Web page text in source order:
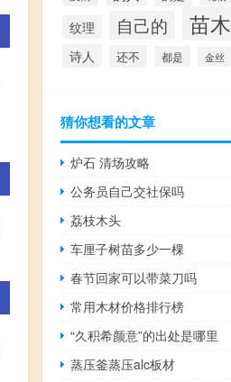
纹理 自己的 苗木
诗人 还不 都是 金丝
猜你想看的文章
炉石 清场攻略
公务员自己交社保吗
荔枝木头
车厘子树苗多少一棵
春节回家可以带菜刀吗
常用木材价格排行榜
“久积希颜意”的出处是哪里
蒸压釜蒸压alc板材